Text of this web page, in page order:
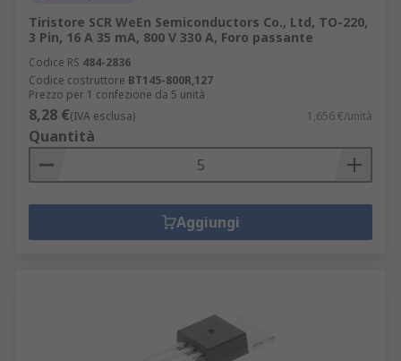
Tiristore SCR WeEn Semiconductors Co., Ltd, TO-220,
3 Pin, 16 A 35 mA, 800 V 330 A, Foro passante
Codice RS 484-2836
Codice costruttore BT145-800R,127
Prezzo per 1 confezione da 5 unità
8,28 €(IVA esclusa) 1,656 €/unità
Quantità
Aggiungi